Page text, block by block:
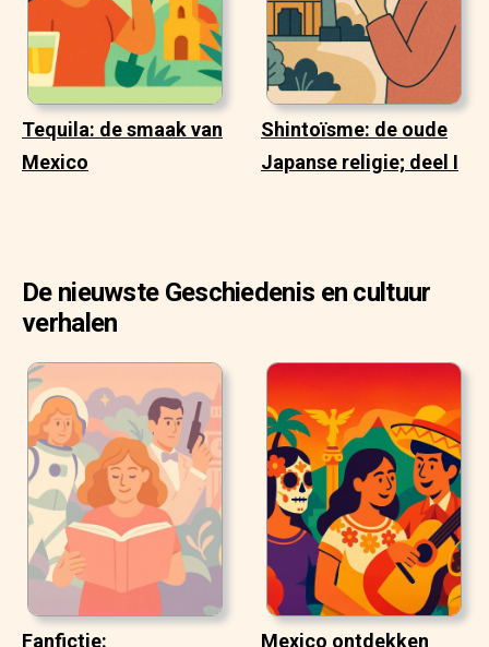
Tequila: de smaak van
Mexico
Shintoïsme: de oude
Japanse religie; deel I
De nieuwste Geschiedenis en cultuur
verhalen
Fanfictie: Mexico ontdekken